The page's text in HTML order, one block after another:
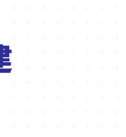
富山